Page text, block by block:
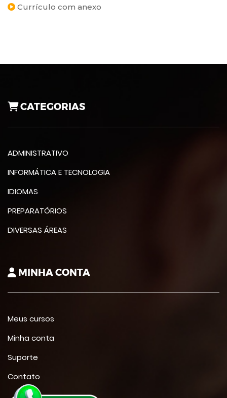
Currículo com anexo
CATEGORIAS
ADMINISTRATIVO
INFORMÁTICA E TECNOLOGIA
IDIOMAS
PREPARATÓRIOS
DIVERSAS ÁREAS
MINHA CONTA
Meus cursos
Minha conta
Suporte
Contato